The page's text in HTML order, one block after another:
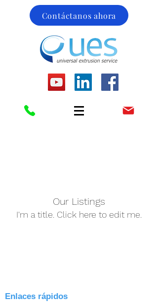
Contáctanos ahora
Our Listings
I'm a title. ​Click here to edit me.
Enlaces rápidos